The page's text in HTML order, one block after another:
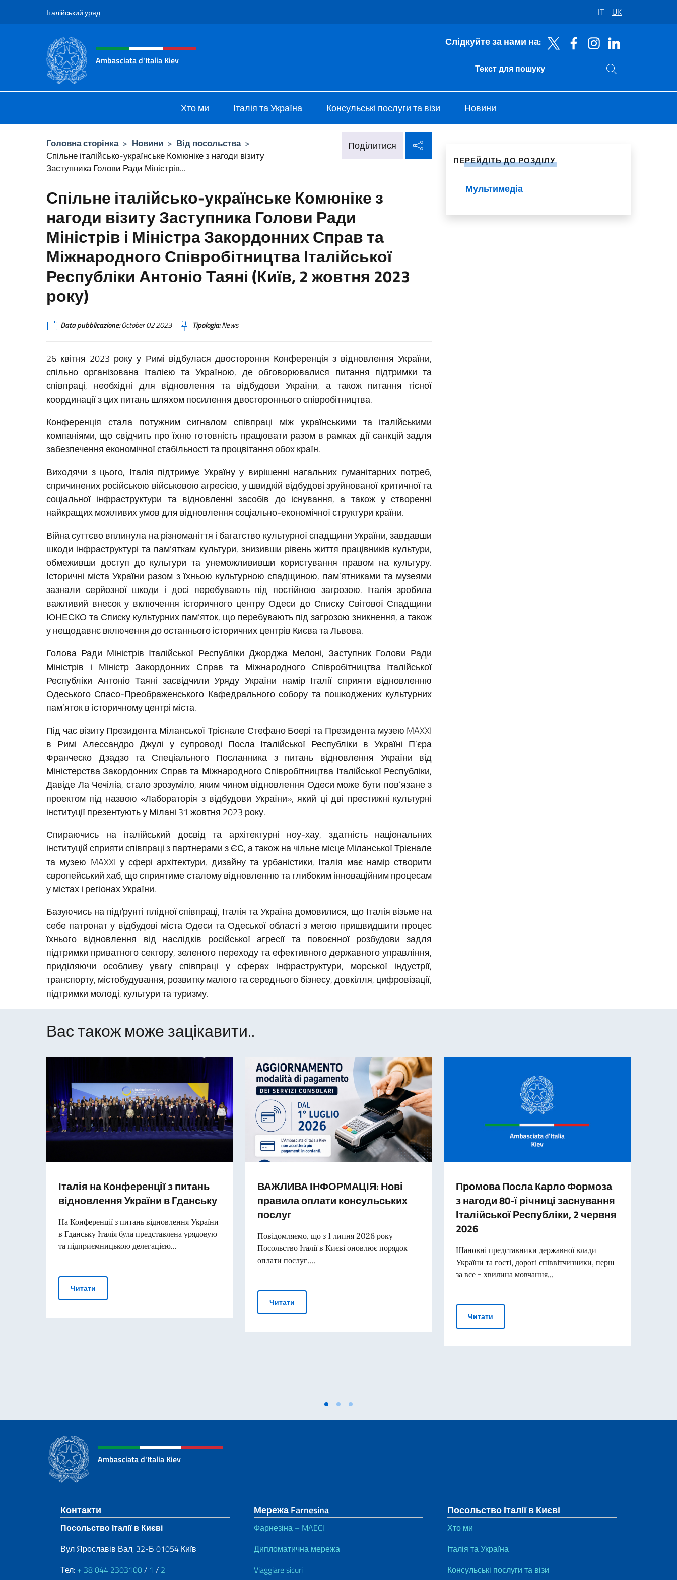
Італійський уряд IT UK
Intestazione sito, social e menù
Ambasciata d'Italia Kiev
Слідкуйте за нами на:
Ricerca sito live
Пошук на сайті
Хто ми Італія та Україна Консульські послуги та візи Новини
Головна сторінка > Новини > Від посольства >
Спільне італійсько-українське Комюніке з нагоди візиту
Заступника Голови Ради Міністрів...
Поділитися
Спільне італійсько-українське Комюніке з
нагоди візиту Заступника Голови Ради
Міністрів і Міністра Закордонних Справ та
Міжнародного Співробітництва Італійської
Республіки Антоніо Таяні (Київ, 2 жовтня 2023
року)
Data pubblicazione:October 02 2023 Tipologia:News
26 квітня 2023 року у Римі відбулася двостороння Конференція з відновлення України,
спільно організована Італією та Україною, де обговорювалися питання підтримки та
співпраці, необхідні для відновлення та відбудови України, а також питання тісної
координації з цих питань шляхом посилення двостороннього співробітництва.
Конференція стала потужним сигналом співпраці між українськими та італійськими
компаніями, що свідчить про їхню готовність працювати разом в рамках дії санкцій задля
забезпечення економічної стабільності та процвітання обох країн.
Виходячи з цього, Італія підтримує Україну у вирішенні нагальних гуманітарних потреб,
спричинених російською військовою агресією, у швидкій відбудові зруйнованої критичної та
соціальної інфраструктури та відновленні засобів до існування, а також у створенні
найкращих можливих умов для відновлення соціально-економічної структури країни.
Війна суттєво вплинула на різноманіття і багатство культурної спадщини України, завдавши
шкоди інфраструктурі та пам’яткам культури, знизивши рівень життя працівників культури,
обмеживши доступ до культури та унеможлививши користування правом на культуру.
Історичні міста України разом з їхньою культурною спадщиною, пам’ятниками та музеями
зазнали серйозної шкоди і досі перебувають під постійною загрозою. Італія зробила
важливий внесок у включення історичного центру Одеси до Списку Світової Спадщини
ЮНЕСКО та Списку культурних пам’яток, що перебувають під загрозою зникнення, а також
у нещодавнє включення до останнього історичних центрів Києва та Львова.
Голова Ради Міністрів Італійської Республіки Джорджа Мелоні, Заступник Голови Ради
Міністрів і Міністр Закордонних Справ та Міжнародного Співробітництва Італійської
Республіки Антоніо Таяні засвідчили Уряду України намір Італії сприяти відновленню
Одеського Спасо-Преображенського Кафедрального собору та пошкоджених культурних
пам’яток в історичному центрі міста.
Під час візиту Президента Міланської Трієнале Стефано Боері та Президента музею MAXXI
в Римі Алессандро Джулі у супроводі Посла Італійської Республіки в Україні П’єра
Франческо Дзадзо та Спеціального Посланника з питань відновлення України від
Міністерства Закордонних Справ та Міжнародного Співробітництва Італійської Республіки,
Давіде Ла Чечіліа, стало зрозуміло, яким чином відновлення Одеси може бути пов’язане з
проектом під назвою «Лабораторія з відбудови України», який ці дві престижні культурні
інституції презентують у Мілані 31 жовтня 2023 року.
Спираючись на італійський досвід та архітектурні ноу-хау, здатність національних
інституцій сприяти співпраці з партнерами з ЄС, а також на чільне місце Міланської Трієнале
та музею MAXXI у сфері архітектури, дизайну та урбаністики, Італія має намір створити
європейський хаб, що сприятиме сталому відновленню та глибоким інноваційним процесам
у містах і регіонах України.
Базуючись на підґрунті плідної співпраці, Італія та Україна домовилися, що Італія візьме на
себе патронат у відбудові міста Одеси та Одеської області з метою пришвидшити процес
їхнього відновлення від наслідків російської агресії та повоєнної розбудови задля
підтримки приватного сектору, зеленого переходу та ефективного державного управління,
приділяючи особливу увагу співпраці у сферах інфраструктури, морської індустрії,
транспорту, містобудування, розвитку малого та середнього бізнесу, довкілля, цифровізації,
підтримки молоді, культури та туризму.
ПЕРЕЙДІТЬ ДО РОЗДІЛУ
Мультимедіа
Вас також може зацікавити..
Італія на Конференції з питань
відновлення України в Гданську
На Конференції з питань відновлення України
в Гданську Італія була представлена урядовую
та підприємницькою делегацією...
Читати
ВАЖЛИВА ІНФОРМАЦІЯ: Нові
правила оплати консульських
послуг
Повідомляємо, що з 1 липня 2026 року
Посольство Італії в Києві оновлює порядок
оплати послуг....
ЧитатиВАЖЛИВА ІНФОРМАЦІЯ: Нові правила оплати консульських послуг
Промова Посла Карло Формоза
з нагоди 80-ї річниці заснування
Італійської Республіки, 2 червня
2026
Шановні представники державної влади
України та гості, дорогі співвітчизники, перш
за все - хвилина мовчання...
Читати
Ambasciata d'Italia Kiev
Sezione footer
Контакти
Посольство Італії в Києві
Вул Ярославів Вал, 32-Б 01054 Київ
Тел: + 38 044 2303100/ 1 / 2
Мережа Farnesina
Фарнезіна – MAECI
Дипломатична мережа
Viaggiare sicuri
Посольство Італії в Києві
Хто ми
Італія та Україна
Консульські послуги та візи